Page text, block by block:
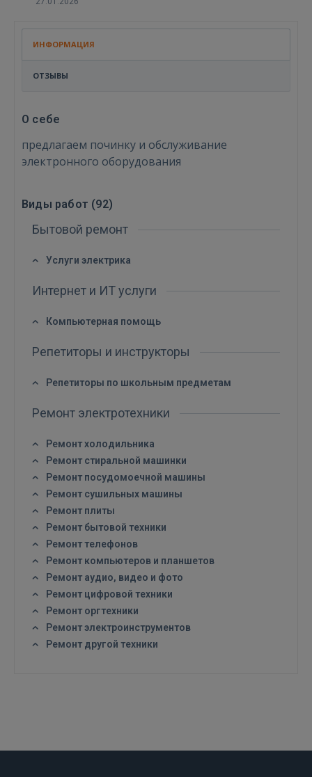
Забыли пароль?
ИНФОРМАЦИЯ
ОТЗЫВЫ
О себе
предлагаем починку и обслуживание
электронного оборудования
Виды работ (92)
Бытовой ремонт
Услуги электрика
Интернет и ИТ услуги
Компьютерная помощь
Репетиторы и инструкторы
Репетиторы по школьным предметам
Ремонт электротехники
Ремонт холодильника
Ремонт стиральной машинки
Ремонт посудомоечной машины
Ремонт сушильных машины
Ремонт плиты
Ремонт бытовой техники
Ремонт телефонов
Ремонт компьютеров и планшетов
Ремонт аудио, видео и фото
Ремонт цифровой техники
Ремонт оргтехники
Ремонт электроинструментов
Ремонт другой техники